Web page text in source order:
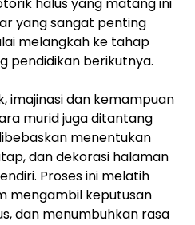
yang sangat penting
melangkah ke tahap
pendidikan berikutnya.
imajinasi dan kemampuan
murid juga ditantang
menentukan
dan dekorasi halaman
Proses ini melatih
mengambil keputusan
dan menumbuhkan rasa